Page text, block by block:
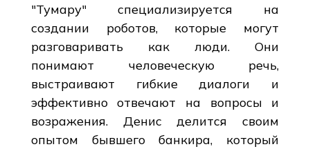
"Тумару" специализируется на
создании роботов, которые могут
разговаривать как люди. Они
понимают человеческую речь,
выстраивают гибкие диалоги и
эффективно отвечают на вопросы и
возражения. Денис делится своим
опытом бывшего банкира, который